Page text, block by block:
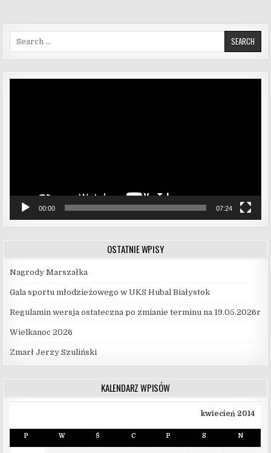
Search for:
00:00 07:24
OSTATNIE WPISY
Nagrody Marszałka
Gala sportu młodzieżowego w UKS Hubal Białystok
Regulamin wersja ostateczna po zmianie terminu na 19.05.2026r
Wielkanoc 2026
Zmarł Jerzy Szuliński
KALENDARZ WPISÓW
kwiecień 2014
P W Ś C P S N